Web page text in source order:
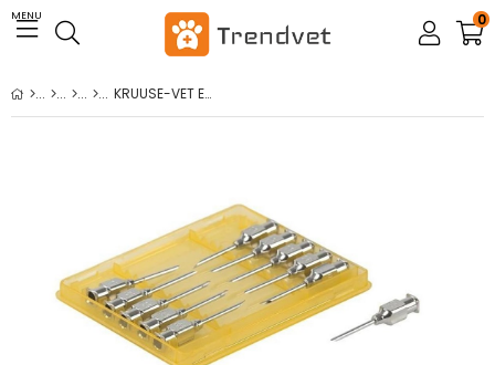
MENU 0
KRUUSE-VET Enjektör İğnesi (16Gx3/4) 1.6 x 20 mm - 12/pk